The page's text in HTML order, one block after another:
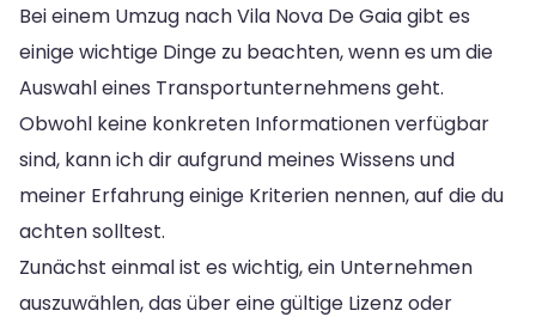
Bei einem Umzug nach Vila Nova De Gaia gibt es
einige wichtige Dinge zu beachten, wenn es um die
Auswahl eines Transportunternehmens geht.
Obwohl keine konkreten Informationen verfügbar
sind, kann ich dir aufgrund meines Wissens und
meiner Erfahrung einige Kriterien nennen, auf die du
achten solltest.
Zunächst einmal ist es wichtig, ein Unternehmen
auszuwählen, das über eine gültige Lizenz oder